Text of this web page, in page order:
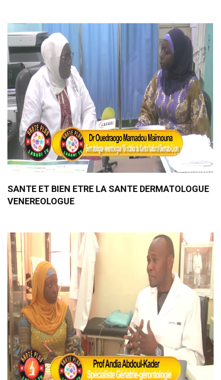
SANTE ET BIEN ETRE LA SANTE DERMATOLOGUE
VENEREOLOGUE